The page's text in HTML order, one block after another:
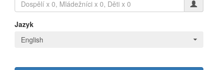
Jazyk
English